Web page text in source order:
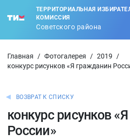
ТЕРРИТОРИАЛЬНАЯ
КОМИССИЯ
Советского района
Главная / Фотогалерея / 2019
/
конкурс рисунков «Я гражданин
ВОЗВРАТ К СПИСКУ
конкурс рисунков
России»